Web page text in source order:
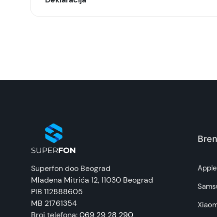
Uvoznik:
Zemlja porekla:
Prava potrošača:
Napomena:
Superfon doo Beograd
Mladena Mitrića 12, 11030 Beograd
PIB 112888605
MB 21761354
Apple